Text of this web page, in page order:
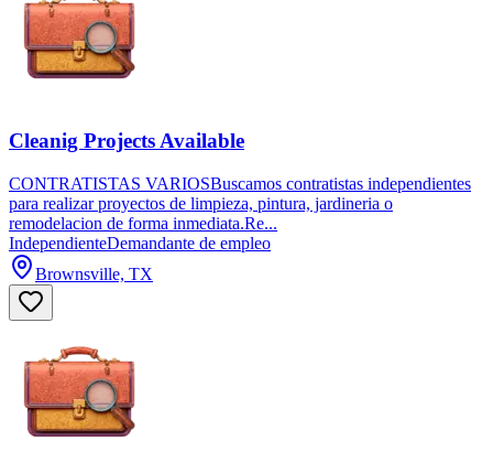
Cleanig Projects Available
CONTRATISTAS VARIOSBuscamos contratistas independientes
para realizar proyectos de limpieza, pintura, jardineria o
remodelacion de forma inmediata.Re...
IndependienteDemandante de empleo
Brownsville, TX